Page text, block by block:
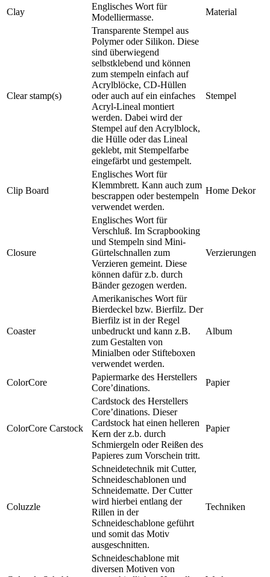
Clay
Englisches Wort für
Modelliermasse.
Material
Clear stamp(s)
Transparente Stempel aus
Polymer oder Silikon. Diese
sind überwiegend
selbstklebend und können
zum stempeln einfach auf
Acrylblöcke, CD-Hüllen
oder auch auf ein einfaches
Acryl-Lineal montiert
werden. Dabei wird der
Stempel auf den Acrylblock,
die Hülle oder das Lineal
geklebt, mit Stempelfarbe
eingefärbt und gestempelt.
Stempel
Clip Board
Englisches Wort für
Klemmbrett. Kann auch zum
bescrappen oder bestempeln
verwendet werden.
Home Dekor
Closure
Englisches Wort für
Verschluß. Im Scrapbooking
und Stempeln sind Mini-
Gürtelschnallen zum
Verzieren gemeint. Diese
können dafür z.b. durch
Bänder gezogen werden.
Verzierungen
Coaster
Amerikanisches Wort für
Bierdeckel bzw. Bierfilz. Der
Bierfilz ist in der Regel
unbedruckt und kann z.B.
zum Gestalten von
Minialben oder Stifteboxen
verwendet werden.
Album
ColorCore
Papiermarke des Herstellers
Core’dinations.
Papier
ColorCore Carstock
Cardstock des Herstellers
Core’dinations. Dieser
Cardstock hat einen helleren
Kern der z.b. durch
Schmiergeln oder Reißen des
Papieres zum Vorschein tritt.
Papier
Coluzzle
Schneidetechnik mit Cutter,
Schneideschablonen und
Schneidematte. Der Cutter
wird hierbei entlang der
Rillen in der
Schneideschablone geführt
und somit das Motiv
ausgeschnitten.
Techniken
Schneideschablone mit
diversen Motiven von